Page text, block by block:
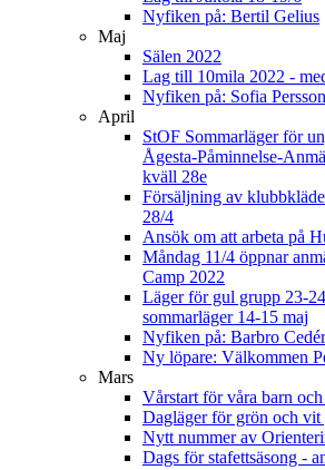
Nyfiken på: Bertil Gelius
Maj
Sälen 2022
Lag till 10mila 2022 -
Nyfiken på: Sofia Persson
April
StOF Sommarläger för
Ågesta-Påminnelse-
kväll 28e
Försäljning av
28/4
Ansök om att arbeta på
Måndag 11/4 öppnar
Camp 2022
Läger för gul grupp 23-
sommarläger 14-15 maj
Nyfiken på: Barbro
Ny löpare: Välkommen
Mars
Vårstart för våra barn
Dagläger för grön och vit
Nytt nummer av
Dags för stafettsäsong -